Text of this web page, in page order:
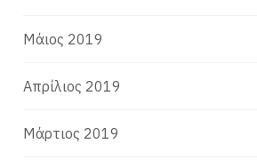
Μάιος 2019
Απρίλιος 2019
Μάρτιος 2019